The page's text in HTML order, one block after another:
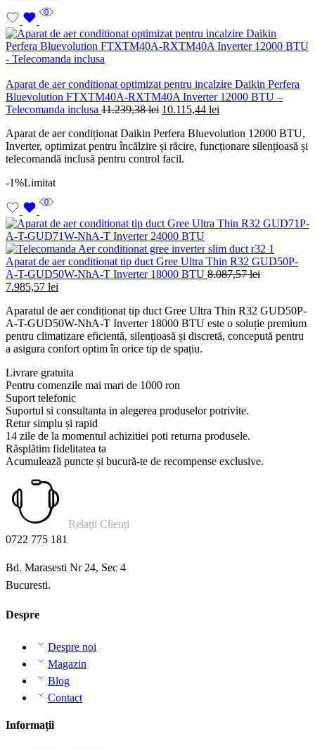
Aparat de aer conditionat optimizat pentru incalzire Daikin Perfera
Bluevolution FTXTM40A-RXTM40A Inverter 12000 BTU –
Telecomanda inclusa 11.239,38lei Prețul
a
fost:
11.239,38 lei.
10.115,44 lei
este:
10.115,44 lei.
Aparat de aer condiționat Daikin Perfera Bluevolution 12000 BTU,
Inverter, optimizat pentru încălzire și răcire, funcționare silențioasă și
telecomandă inclusă pentru control facil.
-1%Limitat
Aparat de aer conditionat tip duct Gree Ultra Thin R32 GUD50P-
A-T-GUD50W-NhA-T Inverter 18000 BTU 8.087,57lei
Prețul
a
fost:
8.087,57 lei.
7.985,57 lei
este:
7.985,57 lei.
Aparatul de aer condiționat tip duct Gree Ultra Thin R32 GUD50P-
A-T-GUD50W-NhA-T Inverter 18000 BTU este o soluție premium
pentru climatizare eficientă, silențioasă și discretă, concepută pentru
a asigura confort optim în orice tip de spațiu.
Livrare gratuita
Pentru comenzile mai mari de 1000 ron
Suport telefonic
Suportul si consultanta in alegerea produselor potrivite.
Retur simplu și rapid
14 zile de la momentul achizitiei poti returna produsele.
Răsplătim fidelitatea ta
Acumulează puncte și bucură-te de recompense exclusive.
Relații Clienți
0722 775 181
Bd. Marasesti Nr 24, Sec 4
Bucuresti.
Despre
Despre noi
Magazin
Blog
Contact
Informații